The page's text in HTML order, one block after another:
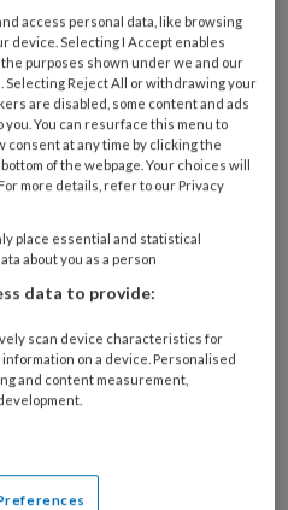
de
nieuwsbrief
het
access personal data, like browsing
device. Selecting I Accept enables
purposes shown under we and our
Selecting Reject All or withdrawing your
are disabled, some content and ads
you. You can resurface this menu to
at any time by clicking the
of the webpage. Your choices will
more details, refer to our Privacy
place essential and statistical
about you as a person
data to provide:
scan device characteristics for
on a device. Personalised
and content measurement,